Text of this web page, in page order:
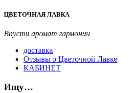
Перейти
содержимому
ЦВЕТОЧНАЯ ЛАВКА
Впусти аромат гармонии
доставка
Отзывы о Цветочной Лавке
КАБИНЕТ
Ищу…